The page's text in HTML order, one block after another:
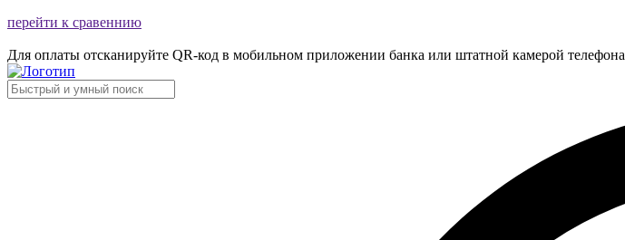
перейти к сравеннию
Для оплаты отсканируйте QR-код в мобильном приложении банка или штатной камерой телефона